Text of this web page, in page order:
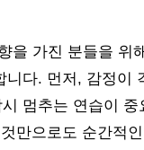
을 가진 분들을 위
니다. 먼저, 감정이
멈추는 연습이 중
만으로도 순간적